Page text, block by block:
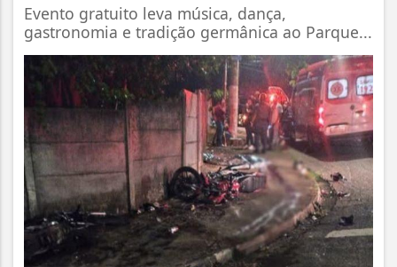
Evento gratuito leva música, dança,
gastronomia e tradição germânica ao Parque...